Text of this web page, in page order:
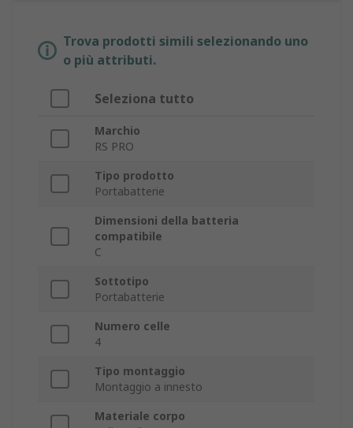
Trova prodotti simili selezionando uno
o più attributi.
Seleziona tutto
Marchio
RS PRO
Tipo prodotto
Portabatterie
Dimensioni della batteria
compatibile
C
Sottotipo
Portabatterie
Numero celle
4
Tipo montaggio
Montaggio a innesto
Materiale corpo